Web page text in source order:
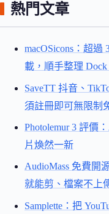
熱門文章
macOSicons：超
載，順手整理
SaveTT 抖音、
須註冊即可無限制
Photolemur 3 評價
片煥然一新
AudioMass 免費開
就能剪、檔案不上
Samplette：把